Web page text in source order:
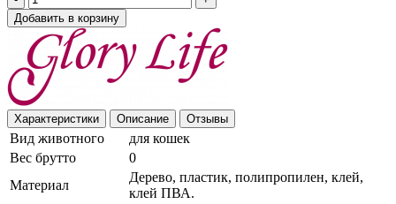
Добавить в корзину
Характеристики Описание Отзывы
Вид животного
для кошек
Вес брутто
0
Материал
Дерево, пластик, полипропилен, клей,
клей ПВА.